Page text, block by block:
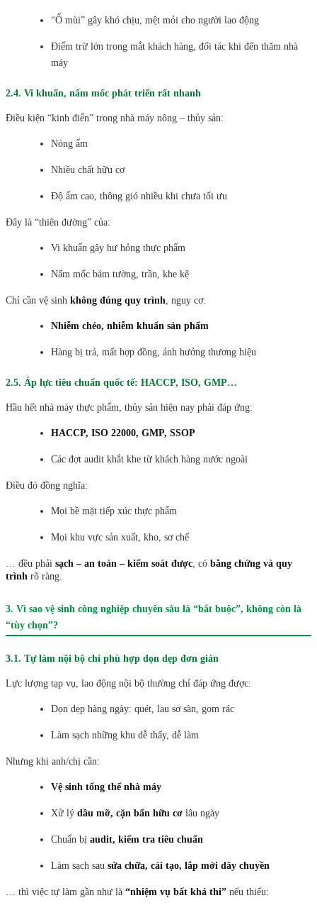
“Ổ mùi” gây khó chịu, mệt mỏi cho người lao động
Điểm trừ lớn trong mắt khách hàng, đối tác khi đến thăm nhà
máy
2.4. Vi khuẩn, nấm mốc phát triển rất nhanh
Điều kiện “kinh điển” trong nhà máy nông – thủy sản:
Nóng ẩm
Nhiều chất hữu cơ
Độ ẩm cao, thông gió nhiều khi chưa tối ưu
Đây là “thiên đường” của:
Vi khuẩn gây hư hỏng thực phẩm
Nấm mốc bám tường, trần, khe kệ
Chỉ cần vệ sinh không đúng quy trình, nguy cơ:
Nhiễm chéo, nhiễm khuẩn sản phẩm
Hàng bị trả, mất hợp đồng, ảnh hưởng thương hiệu
2.5. Áp lực tiêu chuẩn quốc tế: HACCP, ISO, GMP…
Hầu hết nhà máy thực phẩm, thủy sản hiện nay phải đáp ứng:
HACCP, ISO 22000, GMP, SSOP
Các đợt audit khắt khe từ khách hàng nước ngoài
Điều đó đồng nghĩa:
Mọi bề mặt tiếp xúc thực phẩm
Mọi khu vực sản xuất, kho, sơ chế
… đều phải sạch – an toàn – kiểm soát được, có bằng chứng và quy
trình rõ ràng.
3. Vì sao vệ sinh công nghiệp chuyên sâu là “bắt buộc”, không còn là
“tùy chọn”?
3.1. Tự làm nội bộ chỉ phù hợp dọn dẹp đơn giản
Lực lượng tạp vụ, lao động nội bộ thường chỉ đáp ứng được:
Dọn dẹp hàng ngày: quét, lau sơ sàn, gom rác
Làm sạch những khu dễ thấy, dễ làm
Nhưng khi anh/chị cần:
Vệ sinh tổng thể nhà máy
Xử lý dầu mỡ, cặn bẩn hữu cơ lâu ngày
Chuẩn bị audit, kiểm tra tiêu chuẩn
Làm sạch sau sửa chữa, cải tạo, lắp mới dây chuyền
… thì việc tự làm gần như là “nhiệm vụ bất khả thi” nếu thiếu: